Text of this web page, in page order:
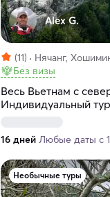
Alex G.
(11)
Нячанг,
Без визы
Весь Вьетнам с
Индивидуальный тур
16 дней Любые даты с
Необычные туры